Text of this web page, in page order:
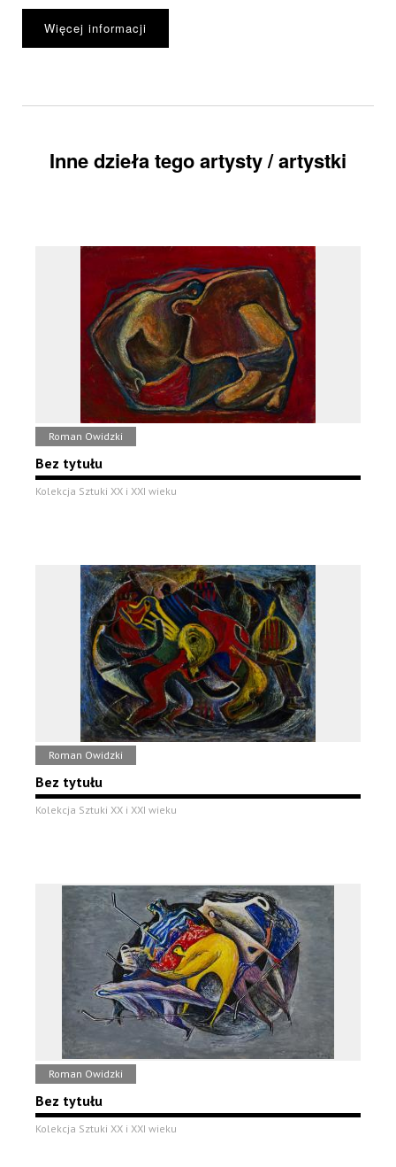
Więcej informacji
Inne dzieła tego artysty / artystki
Roman Owidzki
Bez tytułu
Kolekcja Sztuki XX i XXI wieku
Roman Owidzki
Bez tytułu
Kolekcja Sztuki XX i XXI wieku
Roman Owidzki
Bez tytułu
Kolekcja Sztuki XX i XXI wieku